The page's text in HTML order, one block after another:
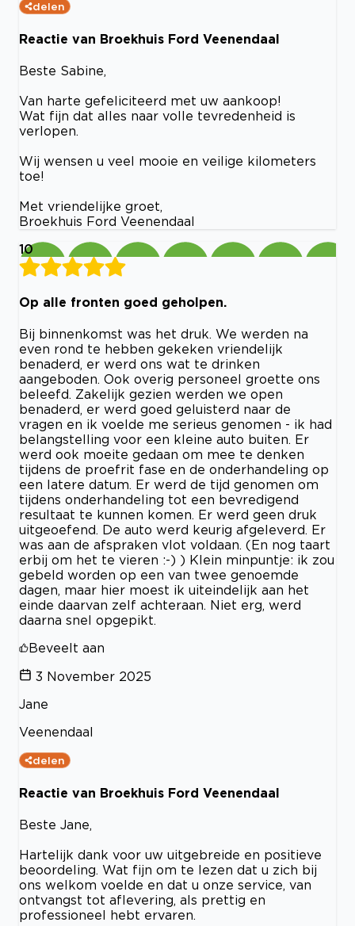
delen
Reactie van Broekhuis Ford Veenendaal
Beste Sabine,
Van harte gefeliciteerd met uw aankoop!
Wat fijn dat alles naar volle tevredenheid is
verlopen.
Wij wensen u veel mooie en veilige kilometers
toe!
Met vriendelijke groet,
Broekhuis Ford Veenendaal
10
Op alle fronten goed geholpen.
Bij binnenkomst was het druk. We werden na
even rond te hebben gekeken vriendelijk
benaderd, er werd ons wat te drinken
aangeboden. Ook overig personeel groette ons
beleefd. Zakelijk gezien werden we open
benaderd, er werd goed geluisterd naar de
vragen en ik voelde me serieus genomen - ik had
belangstelling voor een kleine auto buiten. Er
werd ook moeite gedaan om mee te denken
tijdens de proefrit fase en de onderhandeling op
een latere datum. Er werd de tijd genomen om
tijdens onderhandeling tot een bevredigend
resultaat te kunnen komen. Er werd geen druk
uitgeoefend. De auto werd keurig afgeleverd. Er
was aan de afspraken vlot voldaan. (En nog taart
erbij om het te vieren :-) ) Klein minpuntje: ik zou
gebeld worden op een van twee genoemde
dagen, maar hier moest ik uiteindelijk aan het
einde daarvan zelf achteraan. Niet erg, werd
daarna snel opgepikt.
Beveelt aan
3 November 2025
Jane
Veenendaal
delen
Reactie van Broekhuis Ford Veenendaal
Beste Jane,
Hartelijk dank voor uw uitgebreide en positieve
beoordeling. Wat fijn om te lezen dat u zich bij
ons welkom voelde en dat u onze service, van
ontvangst tot aflevering, als prettig en
professioneel hebt ervaren.